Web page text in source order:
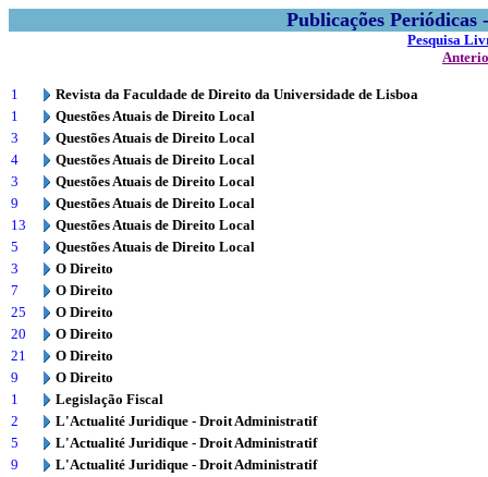
Publicações
Pesquisa
1
Revista da Faculdade de Direito da Universidade de Lisboa
1
Questões Atuais de Direito Local
3
Questões Atuais de Direito Local
4
Questões Atuais de Direito Local
3
Questões Atuais de Direito Local
9
Questões Atuais de Direito Local
13
Questões Atuais de Direito Local
5
Questões Atuais de Direito Local
3
O Direito
7
O Direito
25
O Direito
20
O Direito
21
O Direito
9
O Direito
1
Legislação Fiscal
2
L'Actualité Juridique - Droit Administratif
5
L'Actualité Juridique - Droit Administratif
9
L'Actualité Juridique - Droit Administratif